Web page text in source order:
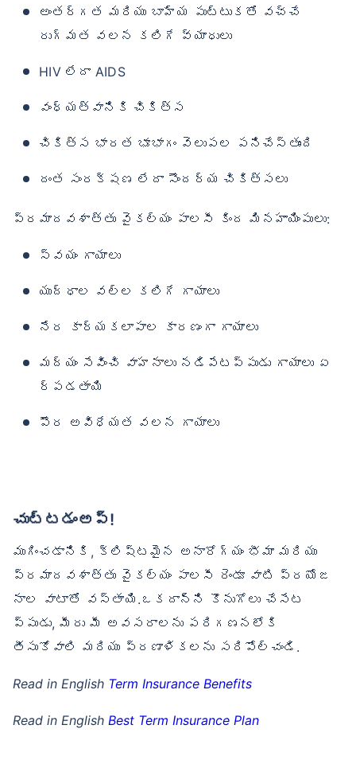
అంతర్గత మరియు బాహ్య పుట్టుకతో వచ్చే
రుగ్మత వలన కలిగే వ్యాధులు
HIV లేదా AIDS
వంధ్యత్వానికి చికిత్స
చికిత్స భారత భూభాగం వెలుపల పనిచేస్తుంది
దంత సంరక్షణ లేదా సౌందర్య చికిత్సలు
ప్రమాదవశాత్తు వైకల్యం పాలసీ కింద మినహాయింపులు:
స్వయం గాయాలు
యుద్ధాల వల్ల కలిగే గాయాలు
నేర కార్యకలాపాల కారణంగా గాయాలు
మద్యం సేవించి వాహనాలు నడిపేటప్పుడు గాయాలు ఏ
ర్పడతాయి
పౌర అవిధేయత వలన గాయాలు
చుట్టడంఅప్!
ముగించడానికి, క్లిష్టమైన అనారోగ్యం భీమా మరియు
ప్రమాదవశాత్తు వైకల్యం పాలసీ రెండూ వాటి ప్రయోజ
నాల వాటాతో వస్తాయి.ఒకదాన్ని కొనుగోలు చేసేట
ప్పుడు, మీరు మీ అవసరాలను పరిగణనలోకి
తీసుకోవాలి మరియు ప్రణాళికలను సరిపోల్చండి.
Read in English Term Insurance Benefits
Read in English Best Term Insurance Plan